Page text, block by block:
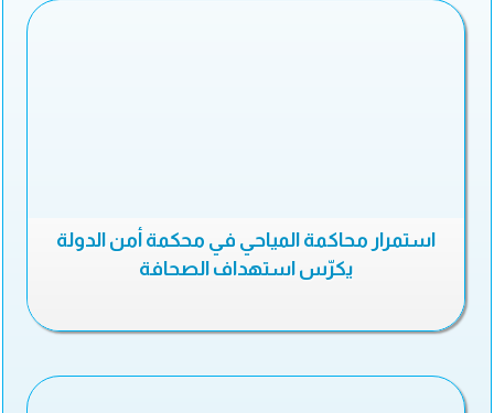
استمرار محاكمة المياحي في محكمة أمن الدولة
يكرّس استهداف الصحافة